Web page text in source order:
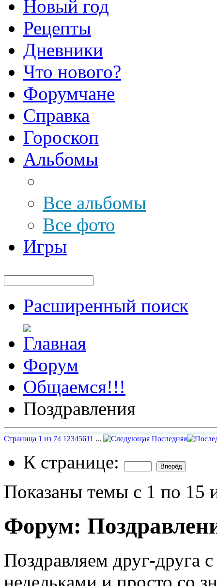
Новый год
Рецепты
Дневники
Что нового?
Форумчане
Справка
Гороскоп
Альбомы
Все альбомы
Все фото
Игры
Расширенный поиск
Форум
Общаемся!!!
Поздравления
Страница 1 из 74 1 2345611 ... Последняя
К странице:
Показаны темы с 1 по 15
Форум:
Поздравляем друг-друга